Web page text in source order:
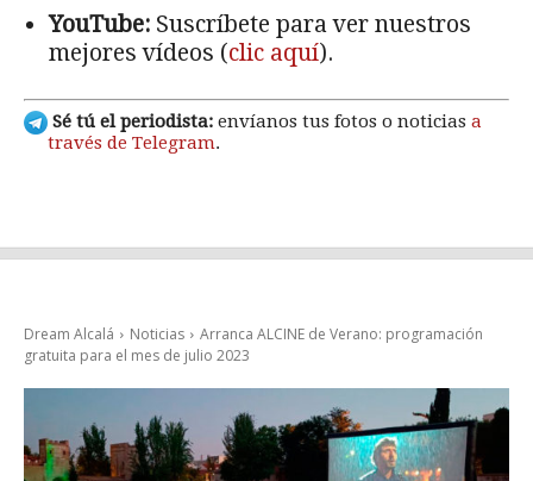
YouTube: Suscríbete para ver nuestros
mejores vídeos (clic aquí).
Sé tú el periodista: envíanos tus fotos o noticias a
través de Telegram.